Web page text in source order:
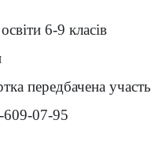
6-9 класів
передбачена
609-07-95